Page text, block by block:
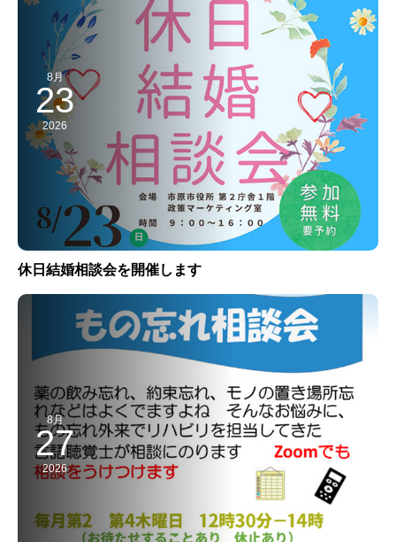
8月
23
2026
休日結婚相談会を開催します
8月
27
2026